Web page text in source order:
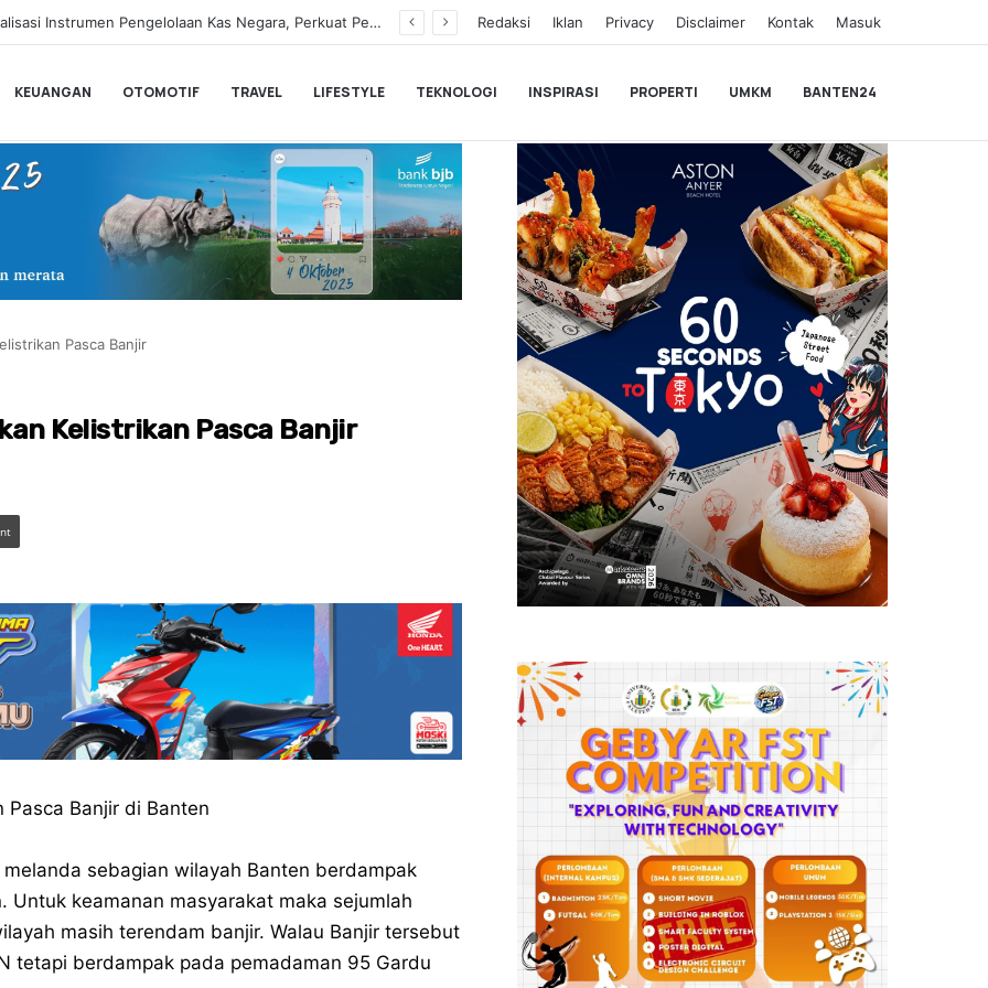
Hampir Sentuh 70.000 Pengguna, Polytron Optimis Sambut Ajang GIIAS 2026 dengan Respon Positif Redaksi Iklan Privacy Disclaimer Kontak Masuk
KEUANGAN OTOMOTIF TRAVEL LIFESTYLE TEKNOLOGI INSPIRASI PROPERTI UMKM BANTEN24
Pasca Banjir
Kelistrikan Pasca Banjir
Pasca Banjir di Banten
sebagian wilayah Banten berdampak
keamanan masyarakat maka sejumlah
masih terendam banjir. Walau Banjir tersebut
tetapi berdampak pada pemadaman 95 Gardu